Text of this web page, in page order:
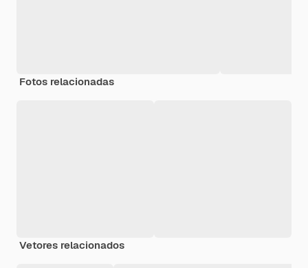
Fotos relacionadas
Vetores relacionados